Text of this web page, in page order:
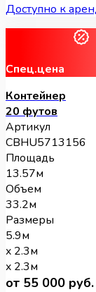
Доступно к
Спец.цена
Контейнер
20 футов
Артикул
CBHU5713156
Площадь
13.57м
Объем
33.2м
Размеры
5.9м
x 2.3м
x 2.3м
от 55 000 руб.